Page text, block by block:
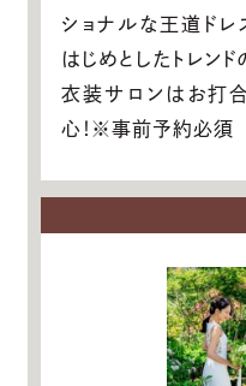
ショナルな王道ドレ
はじめとしたトレン
衣装サロンはお打
心！※事前予約必須